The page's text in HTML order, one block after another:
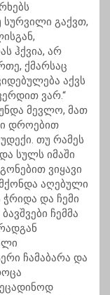
სურვილი გაქვთ,
ჰქვია, არ
ქმარსაც
აქვს
ვარ.“
მევლო, მათ
დროებით
თუ რამეს
სულს იმაში
ვიყავი
აღებული
და ჩემი
ჩემმა
ჩამაბარა და